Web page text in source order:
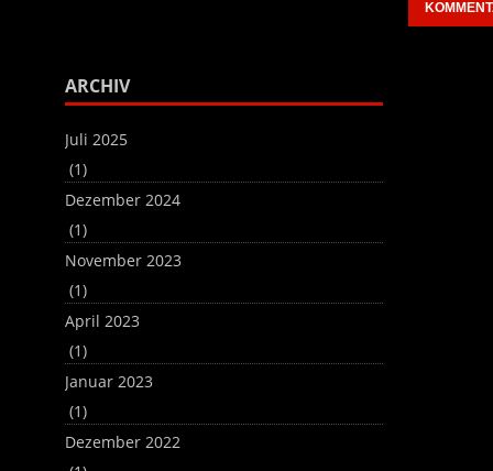
zu
ARCHIV
Juli 2025
(1)
Dezember 2024
(1)
November 2023
(1)
April 2023
(1)
Januar 2023
(1)
Dezember 2022